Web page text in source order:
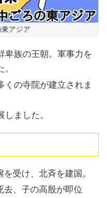
アジア
卑族の王朝。軍事力を
くの寺院が建立されま
ました。
受け、北斉を建国。
去、子の高殷が即位